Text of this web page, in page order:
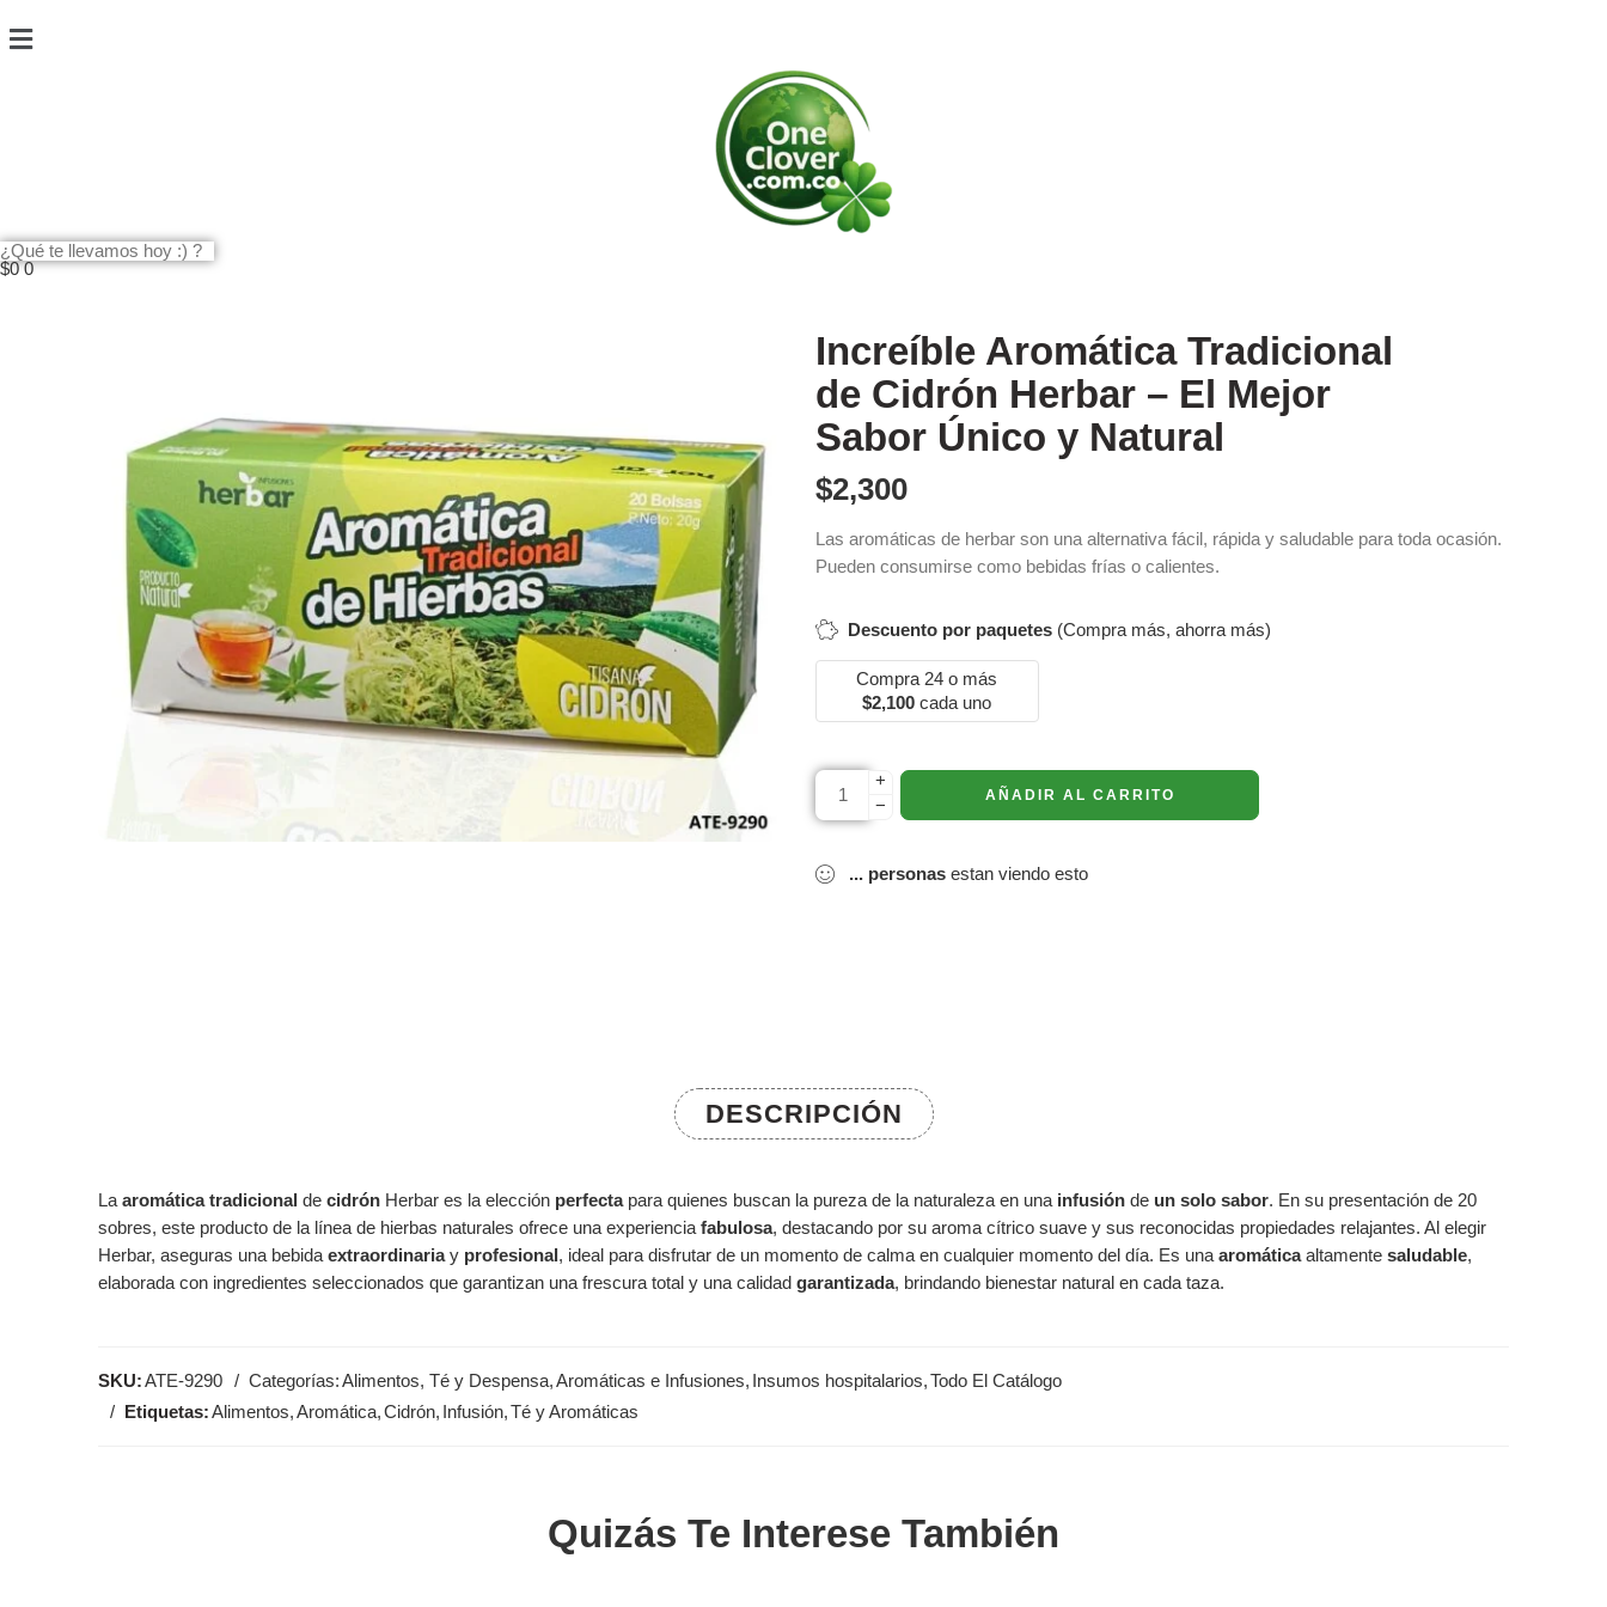
$0 0
Increíble Aromática Tradicional
de Cidrón Herbar – El Mejor
Sabor Único y Natural
$2,300
Las aromáticas de herbar son una alternativa fácil, rápida y saludable para toda ocasión.
Pueden consumirse como bebidas frías o calientes.
Descuento por paquetes (Compra más, ahorra más)
Compra 24 o más
$2,100 cada uno
+
−
AÑADIR AL CARRITO
... personas estan viendo esto
DESCRIPCIÓN
La aromática tradicional de cidrón Herbar es la elección perfectapara quienes buscan la pureza de la naturaleza en una infusión de un solo sabor. En su presentación de 20
sobres, este producto de la línea de hierbas naturales ofrece una experiencia fabulosa, destacando por su aroma cítrico suave y sus reconocidas propiedades relajantes. Al elegir
Herbar, aseguras una bebida extraordinariay profesional , ideal para disfrutar de un momento de calma en cualquier momento del día. Es una aromáticaaltamente saludable,
elaborada con ingredientes seleccionados que garantizan una frescura total y una calidad garantizada, brindando bienestar natural en cada taza.
SKU:ATE-9290 Categorías:Alimentos, Té y Despensa,Aromáticas e Infusiones, Insumos hospitalarios,Todo El Catálogo
Etiquetas:Alimentos,Aromática,Cidrón, Infusión,Té y Aromáticas
Quizás Te Interese También